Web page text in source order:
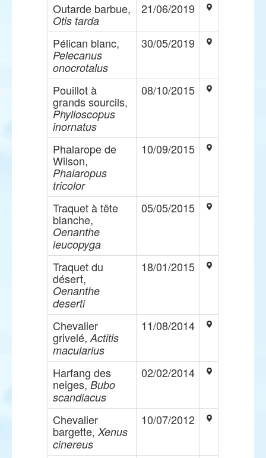
Outarde barbue,
Otis tarda
21/06/2019
Pélican blanc,
Pelecanus
onocrotalus
30/05/2019
Pouillot à
grands sourcils,
Phylloscopus
inornatus
08/10/2015
Phalarope de
Wilson,
Phalaropus
tricolor
10/09/2015
Traquet à tête
blanche,
Oenanthe
leucopyga
05/05/2015
Traquet du
désert,
Oenanthe
deserti
18/01/2015
Chevalier
grivelé, Actitis
macularius
11/08/2014
Harfang des
neiges,Bubo
scandiacus
02/02/2014
Chevalier
bargette, Xenus
cinereus
10/07/2012